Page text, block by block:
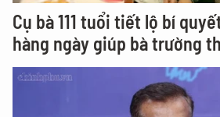
Cụ bà 111 tuổi tiết lộ bí
hàng ngày giúp bà trường